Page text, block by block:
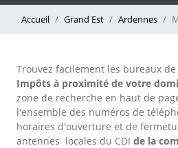
Accueil Grand Est Ardennes
Trouvez facilement les bureaux de
Impôts à proximité de votre
zone de recherche en haut de
l'ensemble des numéros de
horaires d'ouverture et de
antennes locales du CDI de la